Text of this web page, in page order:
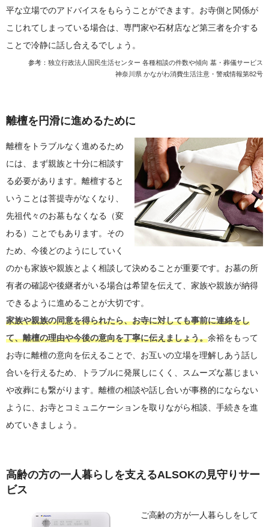
平な立場でのアドバイスをもらうことができます。お寺側と関係が
こじれてしまっている場合は、専門家や石材店など第三者を介する
ことで冷静に話し合えるでしょう。
参考： 独立行政法人国民生活センター 各種相談の件数や傾向 墓・葬儀サービス
神奈川県 かながわ消費生活注意・警戒情報第82号
離檀を円滑に進めるために
離檀をトラブルなく進めるため
には、まず親族と十分に相談す
る必要があります。離檀すると
いうことは菩提寺がなくなり、
先祖代々のお墓もなくなる（変
わる）ことでもあります。その
ため、今後どのようにしていく
のかも家族や親族とよく相談して決めることが重要です。お墓の所
有者の確認や後継者がいる場合は希望を伝えて、家族や親族が納得
できるように進めることが大切です。
家族や親族の同意を得られたら、お寺に対しても事前に連絡をし
て、離檀の理由や今後の意向を丁寧に伝えましょう。余裕をもって
お寺に離檀の意向を伝えることで、お互いの立場を理解しあう話し
合いを行えるため、トラブルに発展しにくく、スムーズな墓じまい
や改葬にも繋がります。離檀の相談や話し合いが事務的にならない
ように、お寺とコミュニケーションを取りながら相談、手続きを進
めていきましょう。
高齢の方の一人暮らしを支えるALSOKの見守りサー
ビス
ご高齢の方が一人暮らしをして